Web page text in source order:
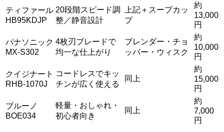
ティファール
HB95KDJP
20段階スピード調
整／静音設計
上記＋スープカッ
プ
約
13,000
円
パナソニック
MX-S302
4枚刃ブレードで
均一な仕上がり
ブレンダー・チョ
ッパー・ウィスク
約
10,000
円
クイジナート
RHB-1070J
コードレスでキッ
チンが広く使える
同上
約
15,000
円
ブルーノ
BOE034
軽量・おしゃれ・
初心者向き
同上
約
7,000
円